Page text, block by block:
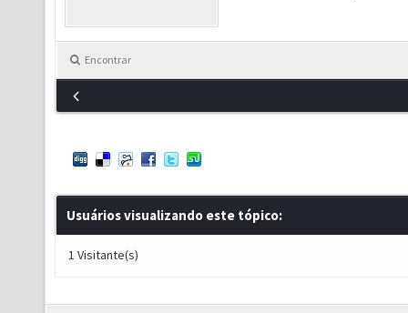
Encontrar
Usuários visualizando este tópico:
1 Visitante(s)